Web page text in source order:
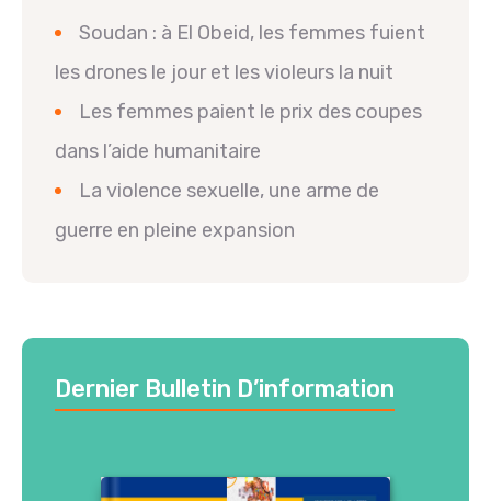
Soudan : à El Obeid, les femmes fuient
les drones le jour et les violeurs la nuit
Les femmes paient le prix des coupes
dans l’aide humanitaire
La violence sexuelle, une arme de
guerre en pleine expansion
Dernier Bulletin D’information